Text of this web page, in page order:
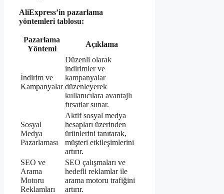
AliExpress’in pazarlama
yöntemleri tablosu:
Pazarlama
Yöntemi
Açıklama
İndirim ve
Kampanyalar
Düzenli olarak
indirimler ve
kampanyalar
düzenleyerek
kullanıcılara avantajlı
fırsatlar sunar.
Sosyal
Medya
Pazarlaması
Aktif sosyal medya
hesapları üzerinden
ürünlerini tanıtarak,
müşteri etkileşimlerini
artırır.
SEO ve
Arama
Motoru
Reklamları
SEO çalışmaları ve
hedefli reklamlar ile
arama motoru trafiğini
artırır.